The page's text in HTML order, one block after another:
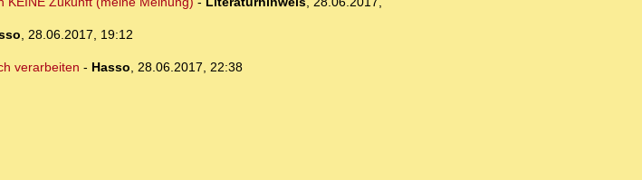
, 28.06.2017, 19:12
verarbeiten - Hasso, 28.06.2017, 22:38